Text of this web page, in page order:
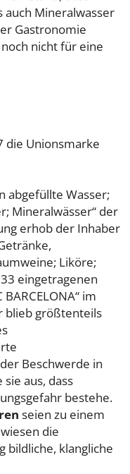
auch Mineralwasser
Gastronomie
nicht für eine
die Unionsmarke
abgefüllte Wasser;
Mineralwässer“ der
erhob der Inhaber
Liköre;
eingetragenen
im
blieb größtenteils
Beschwerde in
aus, dass
bestehe.
seien zu einem
die
bildliche, klangliche